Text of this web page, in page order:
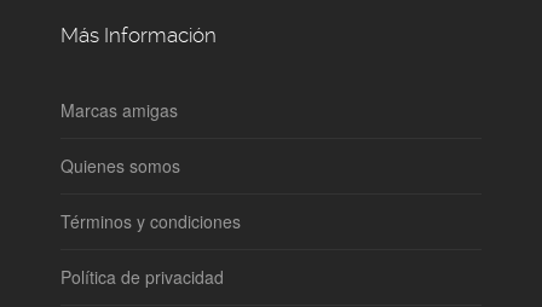
Más Información
Marcas amigas
Quienes somos
Términos y condiciones
Política de privacidad